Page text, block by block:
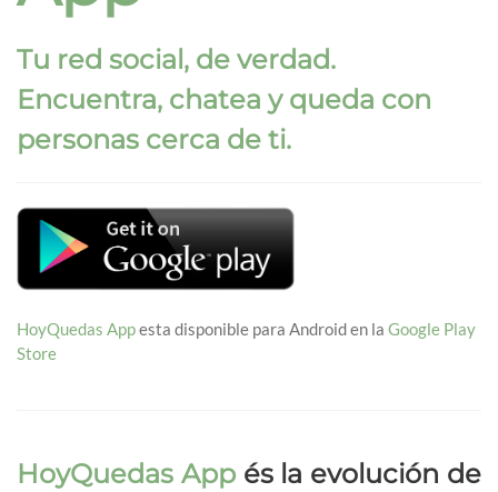
Tu red social, de verdad.
Encuentra, chatea y queda con
personas cerca de ti.
HoyQuedas Appesta disponible para Android en la Google Play
Store
HoyQuedas Appés la evolución de